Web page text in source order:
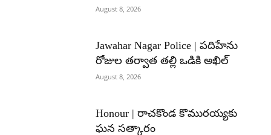
August 8, 2026
Jawahar Nagar Police | పదిహేను
రోజుల తర్వాత తల్లి ఒడికి అఖిల్
August 8, 2026
Honour | రాచకొండ కొమురయ్యకు
ఘన సత్కారం